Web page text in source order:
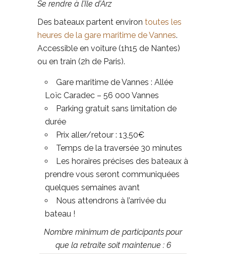
Se rendre à l’Île d’Arz
Des bateaux partent environ toutes les
heures de la gare maritime de Vannes.
Accessible en voiture (1h15 de Nantes)
ou en train (2h de Paris).
Gare maritime de Vannes : Allée
Loïc Caradec – 56 000 Vannes
Parking gratuit sans limitation de
durée
Prix aller/retour : 13,50€
Temps de la traversée 30 minutes
Les horaires précises des bateaux à
prendre vous seront communiquées
quelques semaines avant
Nous attendrons à l’arrivée du
bateau !
Nombre minimum de participants pour
que la retraite soit maintenue : 6